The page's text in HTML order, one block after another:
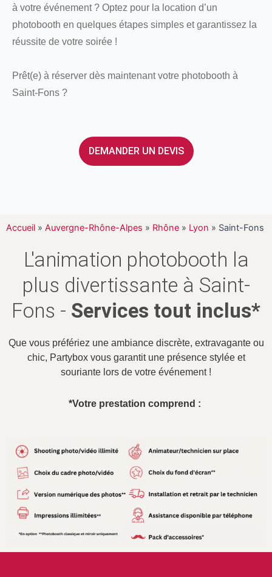
à votre événement ? Optez pour la location d’un
photobooth en quelques étapes simples et garantissez la
réussite de votre soirée !
Prêt(e) à réserver dès maintenant votre photobooth à
Saint-Fons ?
DEMANDER UN DEVIS
Accueil » Auvergne-Rhône-Alpes » Rhône » Lyon » Saint-Fons
L'animation photobooth la
plus divertissante à Saint-
Fons - Services tout inclus*
Que vous préfériez une ambiance discrète, extravagante ou
chic, Partybox vous garantit une présence stylée et
souriante lors de votre événement !
*Votre prestation comprend :